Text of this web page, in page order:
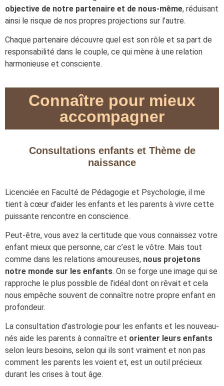
objective de notre partenaire et de nous-même, réduisant
ainsi le risque de nos propres projections sur l’autre.
Chaque partenaire découvre quel est son rôle et sa part de
responsabilité dans le couple, ce qui mène à une relation
harmonieuse et consciente.
Connaître pour mieux
accompagner
Consultations enfants et Thème de
naissance
Licenciée en Faculté de Pédagogie et Psychologie, il me
tient à cœur d’aider les enfants et les parents à vivre cette
puissante rencontre en conscience.
Peut-être, vous avez la certitude que vous connaissez votre
enfant mieux que personne, car c’est le vôtre. Mais tout
comme dans les relations amoureuses, nous projetons
notre monde sur les enfants. On se forge une image qui se
rapproche le plus possible de l’idéal dont on rêvait et cela
nous empêche souvent de connaître notre propre enfant en
profondeur.
La consultation d’astrologie pour les enfants et les nouveau-
nés aide les parents à connaître et orienter leurs enfants
selon leurs besoins, selon qui ils sont vraiment et non pas
comment les parents les voient et, est un outil précieux
durant les crises à tout âge.